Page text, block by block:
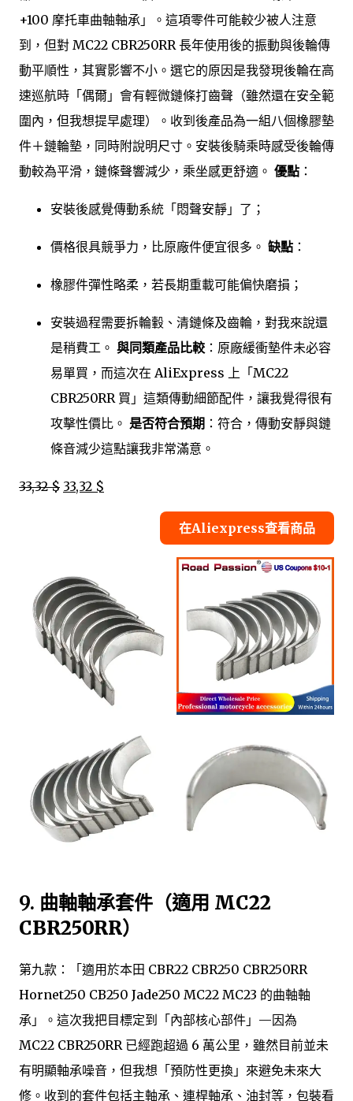
+100 摩托車曲軸軸承」。這項零件可能較少被人注意
到，但對 MC22 CBR250RR 長年使用後的振動與後輪傳
動平順性，其實影響不小。選它的原因是我發現後輪在高
速巡航時「偶爾」會有輕微鏈條打齒聲（雖然還在安全範
圍內，但我想提早處理）。收到後產品為一組八個橡膠墊
件＋鏈輪墊，同時附說明尺寸。安裝後騎乘時感受後輪傳
動較為平滑，鏈條聲響減少，乘坐感更舒適。 優點 ：
安裝後感覺傳動系統「悶聲安靜」了；
價格很具競爭力，比原廠件便宜很多。 缺點 ：
橡膠件彈性略柔，若長期重載可能偏快磨損；
安裝過程需要拆輪轂、清鏈條及齒輪，對我來說還
是稍費工。 與同類產品比較 ：原廠緩衝墊件未必容
易單買，而這次在 AliExpress 上「MC22
CBR250RR 買」這類傳動細節配件，讓我覺得很有
攻擊性價比。 是否符合預期 ：符合，傳動安靜與鏈
條音減少這點讓我非常滿意。
33,32 $ 33,32 $
在Aliexpress查看商品
9. 曲軸軸承套件（適用 MC22
CBR250RR）
第九款：「適用於本田 CBR22 CBR250 CBR250RR
Hornet250 CB250 Jade250 MC22 MC23 的曲軸軸
承」。這次我把目標定到「內部核心部件」—因為
MC22 CBR250RR 已經跑超過 6 萬公里，雖然目前並未
有明顯軸承噪音，但我想「預防性更換」來避免未來大
修。收到的套件包括主軸承、連桿軸承、油封等，包裝看